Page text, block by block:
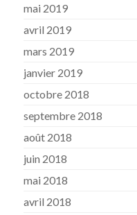
mai 2019
avril 2019
mars 2019
janvier 2019
octobre 2018
septembre 2018
août 2018
juin 2018
mai 2018
avril 2018